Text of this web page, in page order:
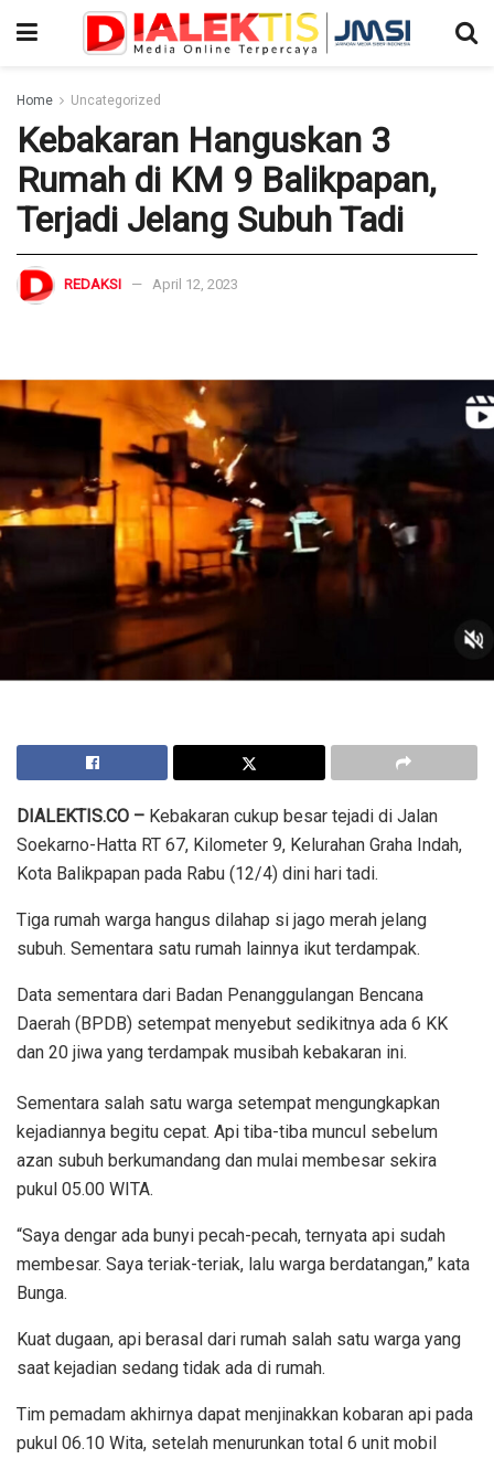
Home Uncategorized
Kebakaran Hanguskan 3
Rumah di KM 9 Balikpapan,
Terjadi Jelang Subuh Tadi
REDAKSI April 12, 2023
DIALEKTIS.CO – Kebakaran cukup besar tejadi di Jalan
Soekarno-Hatta RT 67, Kilometer 9, Kelurahan Graha Indah,
Kota Balikpapan pada Rabu (12/4) dini hari tadi.
Tiga rumah warga hangus dilahap si jago merah jelang
subuh. Sementara satu rumah lainnya ikut terdampak.
Data sementara dari Badan Penanggulangan Bencana
Daerah (BPDB) setempat menyebut sedikitnya ada 6 KK
dan 20 jiwa yang terdampak musibah kebakaran ini.
Sementara salah satu warga setempat mengungkapkan
kejadiannya begitu cepat. Api tiba-tiba muncul sebelum
azan subuh berkumandang dan mulai membesar sekira
pukul 05.00 WITA.
“Saya dengar ada bunyi pecah-pecah, ternyata api sudah
membesar. Saya teriak-teriak, lalu warga berdatangan,” kata
Bunga.
Kuat dugaan, api berasal dari rumah salah satu warga yang
saat kejadian sedang tidak ada di rumah.
Tim pemadam akhirnya dapat menjinakkan kobaran api pada
pukul 06.10 Wita, setelah menurunkan total 6 unit mobil